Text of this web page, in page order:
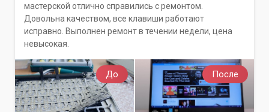
До После
мастерской отлично справились с ремонтом.
Довольна качеством, все клавиши работают
исправно. Выполнен ремонт в течении недели, цена
невысокая.